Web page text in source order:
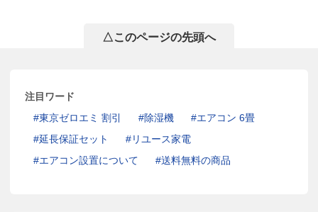
△このページの先頭へ
注目ワード
東京ゼロエミ 割引
除湿機
エアコン 6畳
延長保証セット
リユース家電
エアコン設置について
送料無料の商品